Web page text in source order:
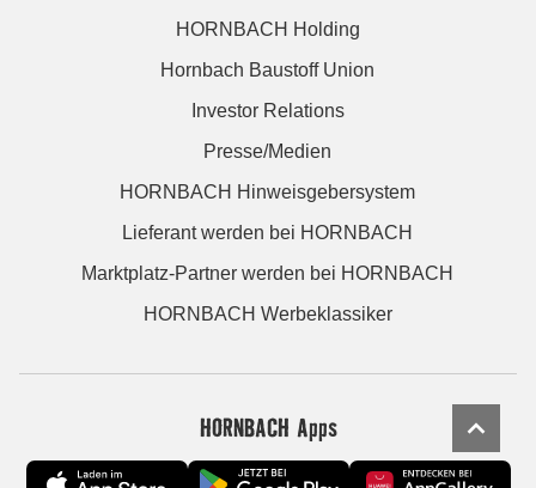
HORNBACH Holding
Hornbach Baustoff Union
Investor Relations
Presse/Medien
HORNBACH Hinweisgebersystem
Lieferant werden bei HORNBACH
Marktplatz-Partner werden bei HORNBACH
HORNBACH Werbeklassiker
HORNBACH Apps